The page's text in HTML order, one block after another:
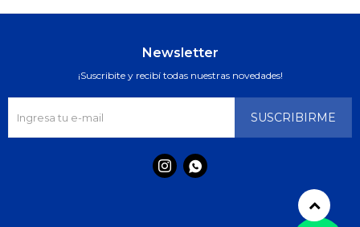
Newsletter
¡Suscribite y recibí todas nuestras novedades!
SUSCRIBIRME
 